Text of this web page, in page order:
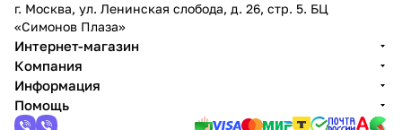
г. Москва, ул. Ленинская слобода, д. 26, стр. 5. БЦ
«Симонов Плаза»
Интернет-магазин
Компания
Информация
Помощь